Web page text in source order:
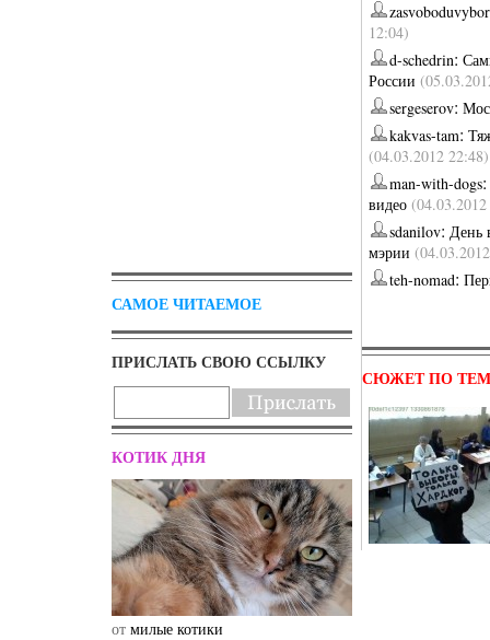
САМОЕ ЧИТАЕМОЕ
ПРИСЛАТЬ СВОЮ ССЫЛКУ
КОТИК ДНЯ
от милые котики
12:04)
d-schedrin:
России
sergeserov:
kakvas-tam:
(04.03.2012 22:48)
man-with-dogs:
видео
sdanilov: День
мэрии
teh-nomad:
СЮЖЕТ ПО